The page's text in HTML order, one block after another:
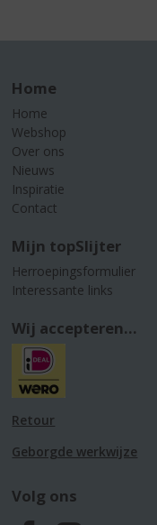
Home
Home
Webshop
Over ons
Nieuws
Inspiratie
Contact
Mijn topSlijter
Herroepingsformulier
Interessante links
Wij accepteren...
Retour
Geborgde werkwijze
Volg ons